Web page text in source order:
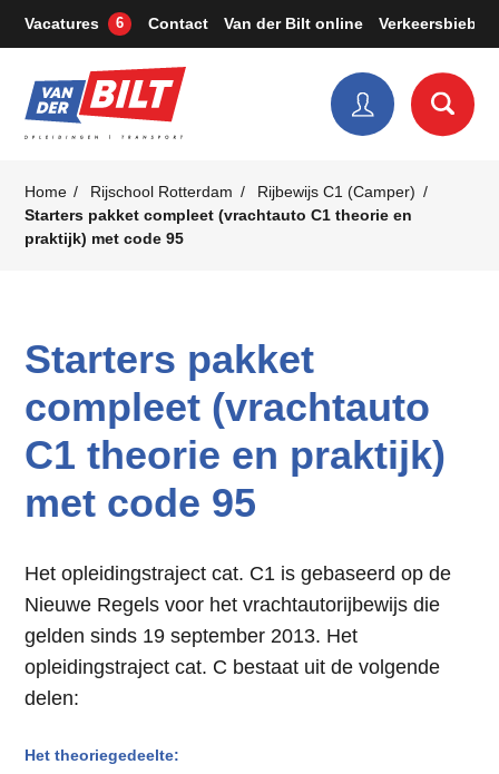
Vacatures 6 Contact Van der Bilt online Verkeersbieb
Home Rijschool Rotterdam
Rijbewijs C1 (Camper)
Starters pakket compleet (vrachtauto C1 theorie en
praktijk) met code 95
Starters pakket
compleet (vrachtauto
C1 theorie en praktijk)
met code 95
Het opleidingstraject cat. C1 is gebaseerd op de
Nieuwe Regels voor het vrachtautorijbewijs die
gelden sinds 19 september 2013. Het
opleidingstraject cat. C bestaat uit de volgende
delen:
Het theoriegedeelte: